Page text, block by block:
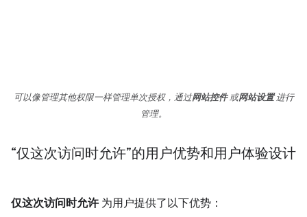
可以像管理其他权限一样管理单次授权，通过网站控件或网站设置进行
管理。
“仅这次访问时允许”的用户优势和用户体验设计
仅这次访问时允许 为用户提供了以下优势：